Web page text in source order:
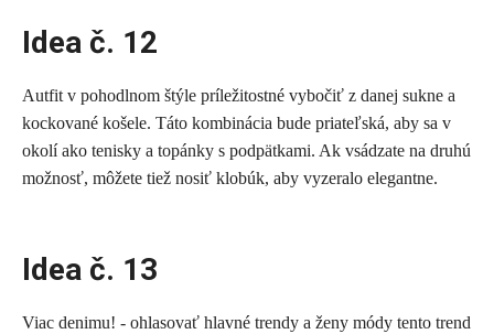
Idea č. 12
Autfit v pohodlnom štýle príležitostné vybočiť z danej sukne a
kockované košele. Táto kombinácia bude priateľská, aby sa v
okolí ako tenisky a topánky s podpätkami. Ak vsádzate na druhú
možnosť, môžete tiež nosiť klobúk, aby vyzeralo elegantne.
Idea č. 13
Viac denimu! - ohlasovať hlavné trendy a ženy módy tento trend